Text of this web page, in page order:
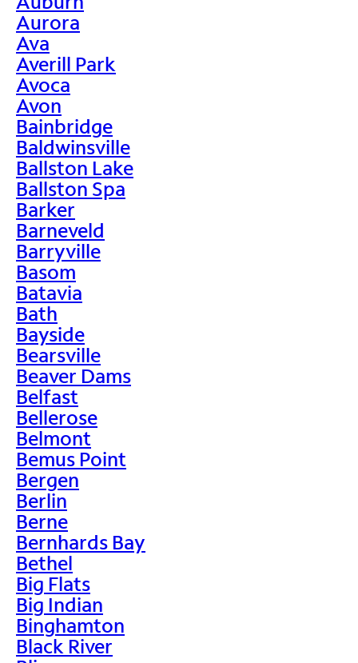
Aurora
Ava
Averill Park
Avoca
Avon
Bainbridge
Baldwinsville
Ballston Lake
Ballston Spa
Barker
Barneveld
Barryville
Basom
Batavia
Bath
Bayside
Bearsville
Beaver Dams
Belfast
Bellerose
Belmont
Bemus Point
Bergen
Berlin
Berne
Bernhards Bay
Bethel
Big Flats
Big Indian
Binghamton
Black River